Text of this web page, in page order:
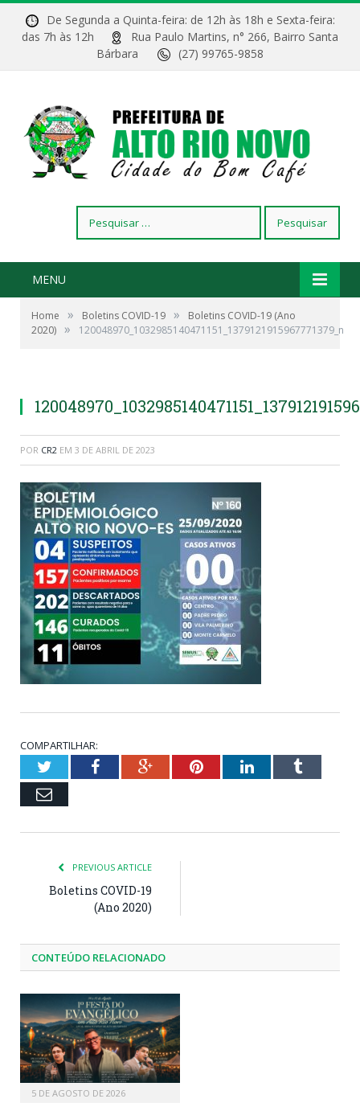
De Segunda a Quinta-feira: de 12h às 18h e Sexta-feira:
das 7h às 12h
Rua Paulo Martins, n° 266, Bairro Santa
Bárbara
(27) 99765-9858
por:
MENU
Home » Boletins COVID-19 »
Boletins COVID-19 (Ano
2020) » 120048970_1032985140471151_1379121915967771379_n
POR CR2 EM 3 DE ABRIL DE 2023
COMPARTILHAR:
TwitterFacebookGoogle+PinterestLinkedInTumblr
Email
PREVIOUS ARTICLE
Boletins COVID-19
(Ano 2020)
CONTEÚDO RELACIONADO
5 DE AGOSTO DE 2026